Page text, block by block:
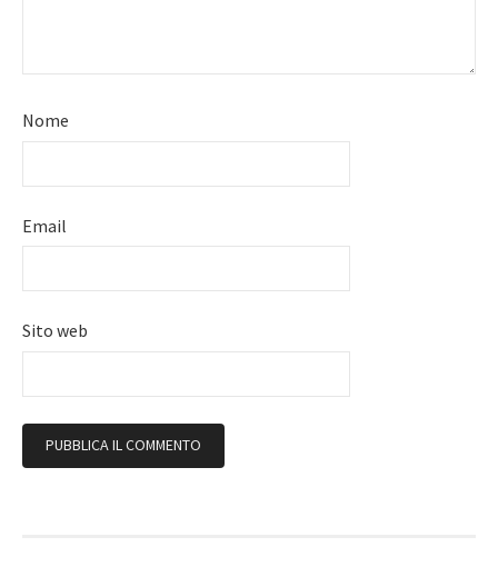
Nome
Email
Sito web